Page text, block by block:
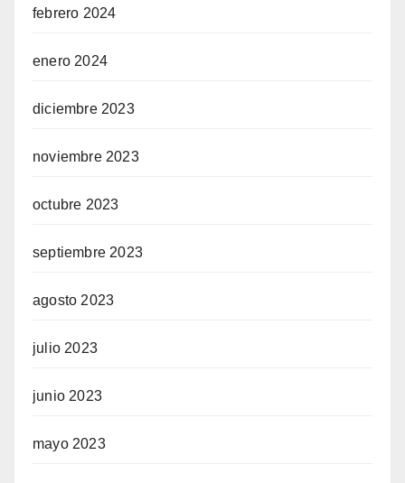
febrero 2024
enero 2024
diciembre 2023
noviembre 2023
octubre 2023
septiembre 2023
agosto 2023
julio 2023
junio 2023
mayo 2023